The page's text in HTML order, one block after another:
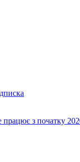
з початку